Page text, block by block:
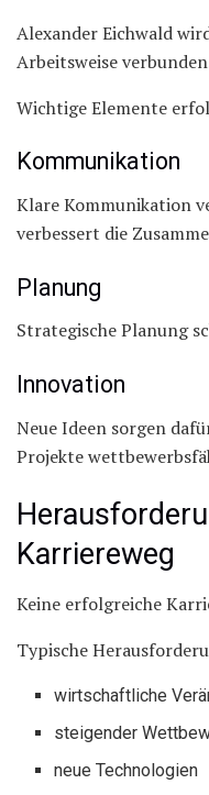
Alexander Eichwald
Arbeitsweise
Wichtige Elemente
Kommunikation
Klare Kommunikation
verbessert die
Planung
Strategische Planung
Innovation
Neue Ideen sorgen
Projekte
Karriereweg
Keine erfolgreiche
Typische
wirtschaftliche
steigender
neue Technologien